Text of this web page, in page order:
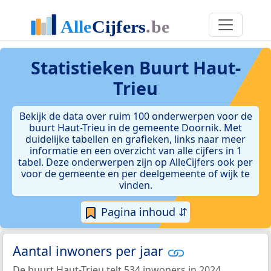
Statistieken Buurt Haut-
Trieu
Bekijk de data over ruim 100 onderwerpen voor de
buurt Haut-Trieu in de gemeente Doornik. Met
duidelijke tabellen en grafieken, links naar meer
informatie en een overzicht van alle cijfers in 1
tabel. Deze onderwerpen zijn op AlleCijfers ook per
voor de gemeente en per deelgemeente of wijk te
vinden.
Pagina inhoud ⇵
Aantal inwoners per jaar